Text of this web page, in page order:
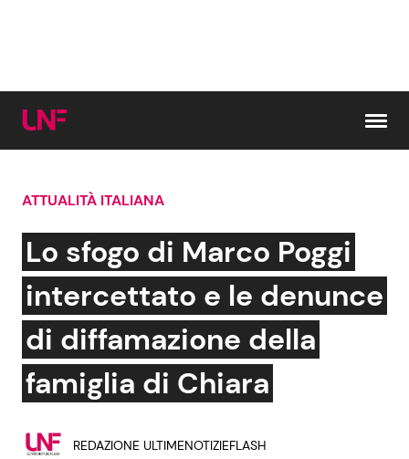
Cerca:
News e Cronaca
Attualità Italiana
Dal Mondo
Gossip e TV
Bellezze VIP
Coppie VIP
ATTUALITÀ ITALIANA
Lo sfogo di Marco Poggi
intercettato e le denunce
di diffamazione della
famiglia di Chiara
REDAZIONE ULTIMENOTIZIEFLASH